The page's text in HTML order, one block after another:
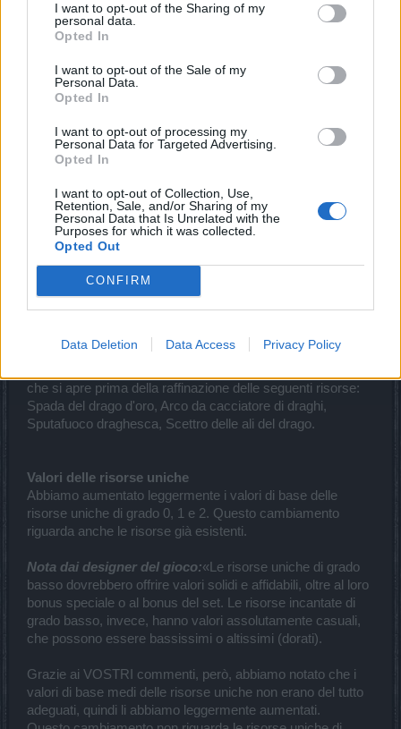
I want to opt-out of the Sharing of my
personal data.
Opted In
I want to opt-out of the Sale of my
Personal Data.
Opted In
I want to opt-out of processing my
Personal Data for Targeted Advertising.
Opted In
I want to opt-out of Collection, Use,
Retention, Sale, and/or Sharing of my
Personal Data that Is Unrelated with the
Purposes for which it was collected.
Opted Out
CONFIRM
Data Deletion Data Access Privacy Policy
Correzioni di bug e miglioramenti
Abbiamo migliorato la finestrella informativa del raffinatore
di equipaggiamenti, che ora indica che la risorsa raffinata
colore delle scritte evidenziate per renderle più visibili.
Ora potete usare il raffinatore di equipaggiamenti sulle
L'Amuleto della runa del sangue per i meccanici del
vapore
Tutte le versioni dei set Utensile di Scintilla,
Saggezza di Roshan, Sogno di Yachak e Potere di
Keen. Siete pregati di notare che le versioni di livello
che si apre prima della raffinazione delle seguenti risorse:
Spada del drago d'oro, Arco da cacciatore di draghi,
Sputafuoco draghesca, Scettro delle ali del drago.
Valori delle risorse uniche
Abbiamo aumentato leggermente i valori di base delle
risorse uniche di grado 0, 1 e 2. Questo cambiamento
riguarda anche le risorse già esistenti.
Nota dai designer del gioco:«Le risorse uniche di grado
basso dovrebbero offrire valori solidi e affidabili, oltre al loro
bonus speciale o al bonus del set. Le risorse incantate di
grado basso, invece, hanno valori assolutamente casuali,
che possono essere bassissimi o altissimi (dorati).
Grazie ai VOSTRI commenti, però, abbiamo notato che i
valori di base medi delle risorse uniche non erano del tutto
adeguati, quindi li abbiamo leggermente aumentati.